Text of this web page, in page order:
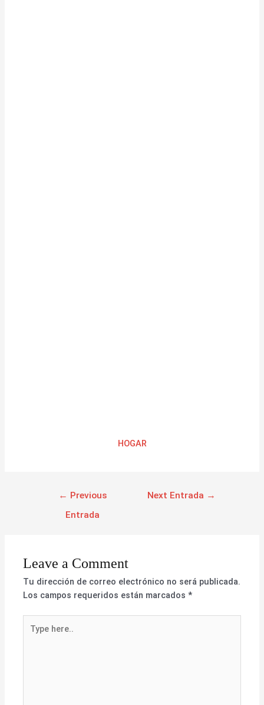
HOGAR
← Previous
Entrada
Next Entrada →
Leave a Comment
Tu dirección de correo electrónico no será publicada.
Los campos requeridos están marcados*
here..